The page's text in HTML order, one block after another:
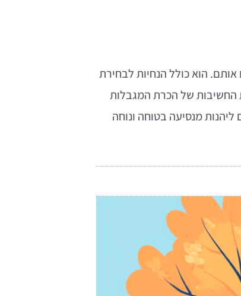
הוא כולל הנחיות לבחירת
החשיבות של הכרת המגבלות
מנסיעה בטוחה ונוחה